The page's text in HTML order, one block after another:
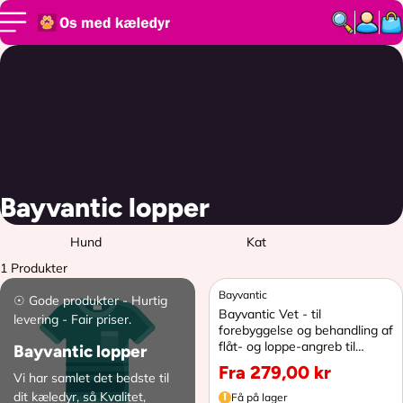
SPRING TIL
INDHOLD
Bayvantic lopper
Hund
Kat
1 Produkter
☉ Gode produkter - Hurtig
levering - Fair priser.
Bayvantic lopper
Vi har samlet det bedste til
dit kæledyr, så Kvalitet,
Bayvantic
Bayvantic Vet - til
forebyggelse og behandling af
flåt- og loppe-angreb til
hunde.
N
o
Fra 279,00 kr
Få på lager